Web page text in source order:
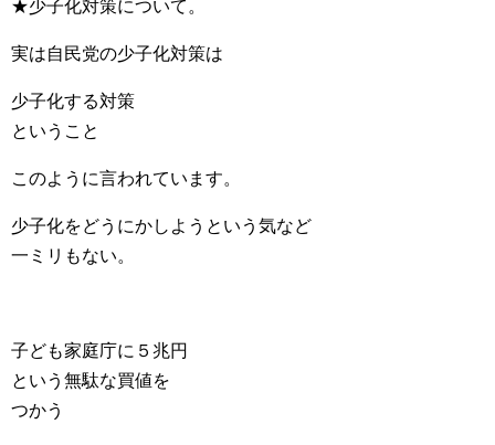
★少子化対策について。
実は自民党の少子化対策は
少子化する対策
ということ
このように言われています。
少子化をどうにかしようという気など
一ミリもない。
子ども家庭庁に５兆円
という無駄な買値を
つかう